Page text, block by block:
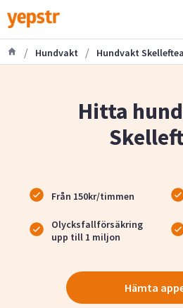
/ Hundvakt / Hundvakt Skelleftea
Hitta
Från 150kr/timmen
Olycksfallförsäkring
upp till 1 miljon
Hämta